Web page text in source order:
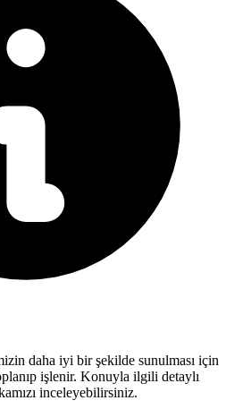
daha iyi bir şekilde sunulması için
işlenir. Konuyla ilgili detaylı
inceleyebilirsiniz.